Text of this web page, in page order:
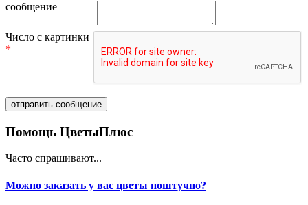
сообщение
Число с картинки
*
Помощь ЦветыПлюс
Часто спрашивают...
Можно заказать у вас цветы поштучно?